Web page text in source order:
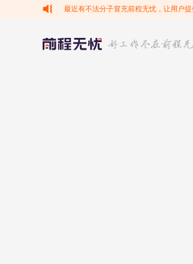
最近有不法分子冒充前程无忧，让用户